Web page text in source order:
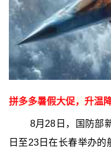
拼多多暑假大促，升温
8月28日，国防部
日至23日在长春举办